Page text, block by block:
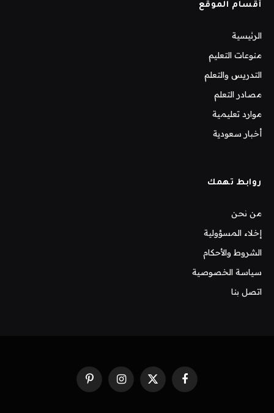
أقسام الموقع
الرئيسية
منوعات التعليم
التدريس والتعلم
مصادر التعلم
موارد تعليمية
أخبار سعودية
روابط تهمك
من نحن
إخلاء المسؤولية
الشروط والأحكام
سياسة الخصوصية
اتصل بنا
فيسبوك X
(Twitter)
الانستغرامبينتيريست